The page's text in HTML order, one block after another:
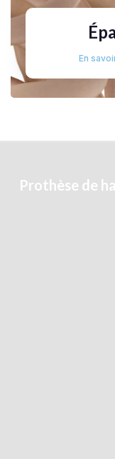
En
Prothèse de